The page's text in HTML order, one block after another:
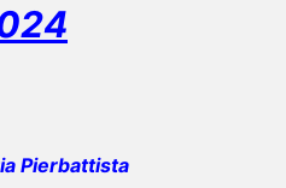
Pierbattista